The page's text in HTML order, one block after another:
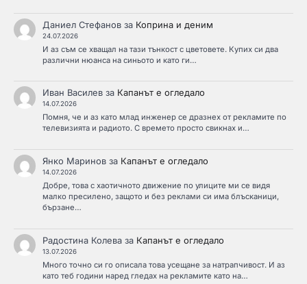
Даниел Стефановза Коприна и деним
24.07.2026
И аз съм се хващал на тази тънкост с цветовете. Купих си два
различни нюанса на синьото и като ги…
Иван Василевза Капанът е огледало
14.07.2026
Помня, че и аз като млад инженер се дразнех от рекламите по
телевизията и радиото. С времето просто свикнах и…
Янко Мариновза Капанът е огледало
14.07.2026
Добре, това с хаотичното движение по улиците ми се видя
малко пресилено, защото и без реклами си има блъсканици,
бързане…
Радостина Колеваза Капанът е огледало
13.07.2026
Много точно си го описала това усещане за натрапчивост. И аз
като теб години наред гледах на рекламите като на…